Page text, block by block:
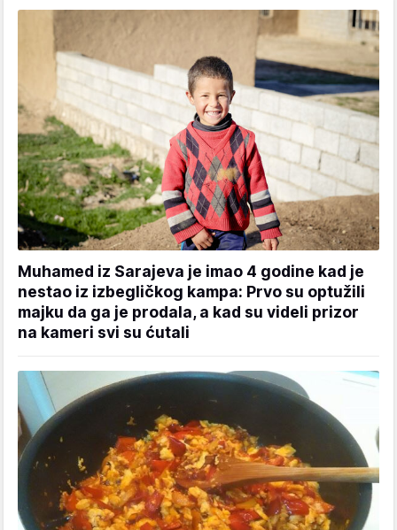
Muhamed iz Sarajeva je imao 4 godine kad je
nestao iz izbegličkog kampa: Prvo su optužili
majku da ga je prodala, a kad su videli prizor
na kameri svi su ćutali